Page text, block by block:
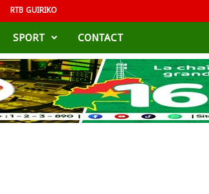
RTB GUIRIKO
SPORT CONTACT